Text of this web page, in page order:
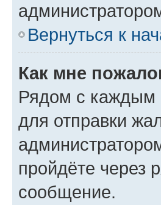
Вернуться к
Как мне
Рядом с каждым
для отправки
пройдёте через
сообщение.